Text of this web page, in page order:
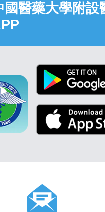
國醫藥大學附設